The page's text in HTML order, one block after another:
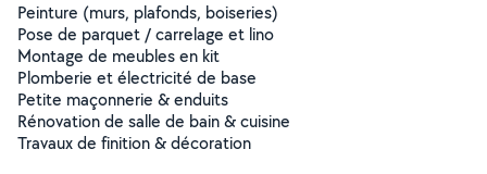
Peinture (murs, plafonds, boiseries)
Pose de parquet / carrelage et lino
Montage de meubles en kit
Plomberie et électricité de base
Petite maçonnerie & enduits
Rénovation de salle de bain & cuisine
Travaux de finition & décoration